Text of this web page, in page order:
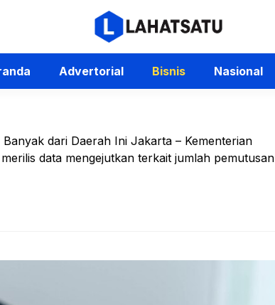
Advertorial Bisnis Nasional
dari Daerah Ini Jakarta – Kementerian
data mengejutkan terkait jumlah pemutusan